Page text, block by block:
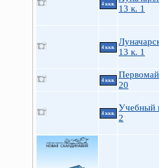
4 ккв.
13 к. 1
4 ккв.
13 к. 1
4 ккв.
20
4 ккв.
Учебный
2